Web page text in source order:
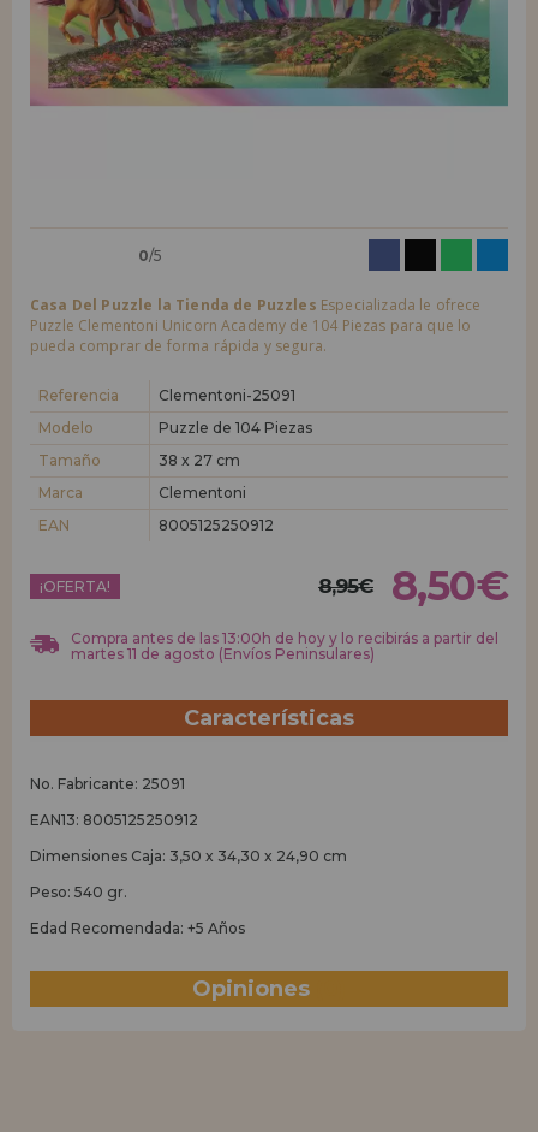
LIQUIDACIONES
INFORMACIÓN
Quiero registrarme como
nuevo cliente
Al crear una cuenta en casadelpuzzle.com podrás realizar tus compras
nuevo distribuidor
¿Eres Profesional o Empresa?. ¿Quieres vender en tu negocio
condiciones de ventas con descuentos especiales para la distribución.
¡Adelante! Te estábamos esperando.
REGISTRO DISTRIBUIDOR
0/5
Casa Del Puzzle la Tienda de Puzzles Especializada le ofrece
Puzzle Clementoni Unicorn Academy de 104 Piezas para que lo
pueda comprar de forma rápida y segura.
Referencia
Clementoni-25091
Modelo
Puzzle de 104 Piezas
Tamaño
38 x 27 cm
Marca
Clementoni
EAN
8005125250912
¡OFERTA! 8,95€ 8,50€
Compra antes de las 13:00h de hoy y lo recibirás a partir del
martes 11 de agosto (Envíos Peninsulares)
Características
No. Fabricante: 25091
EAN13: 8005125250912
Dimensiones Caja: 3,50 x 34,30 x 24,90 cm
Peso: 540 gr.
Edad Recomendada: +5 Años
Opiniones